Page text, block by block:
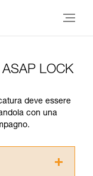
LOCK
deve essere
con una